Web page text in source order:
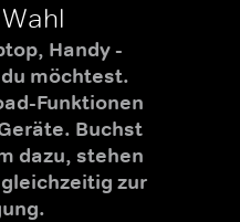
Handy -
möchtest.
Funktionen
Buchst
dazu, stehen
zur